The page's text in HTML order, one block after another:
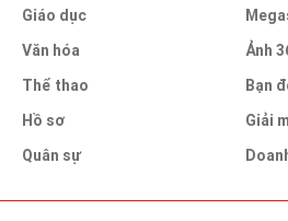
Giáo dục
Văn hóa
Thể thao
Hồ sơ
Quân sự
Ảnh
Bạn
Giải